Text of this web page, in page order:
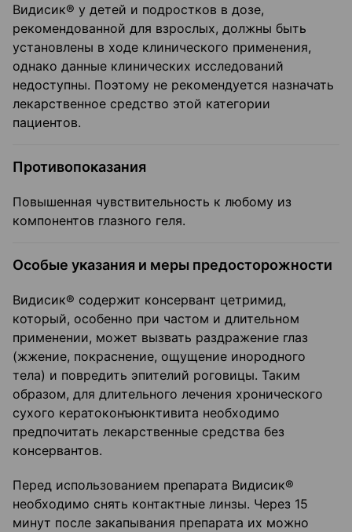
Видисик® у детей и подростков в дозе,
рекомендованной для взрослых, должны быть
установлены в ходе клинического применения,
однако данные клинических исследований
недоступны. Поэтому не рекомендуется назначать
лекарственное средство этой категории
пациентов.
Противопоказания
Повышенная чувствительность к любому из
компонентов глазного геля.
Особые указания и меры предосторожности
Видисик® содержит консервант цетримид,
который, особенно при частом и длительном
применении, может вызвать раздражение глаз
(жжение, покраснение, ощущение инородного
тела) и повредить эпителий роговицы. Таким
образом, для длительного лечения хронического
сухого кератоконъюнктивита необходимо
предпочитать лекарственные средства без
консервантов.
Перед использованием препарата Видисик®
необходимо снять контактные линзы. Через 15
минут после закапывания препарата их можно